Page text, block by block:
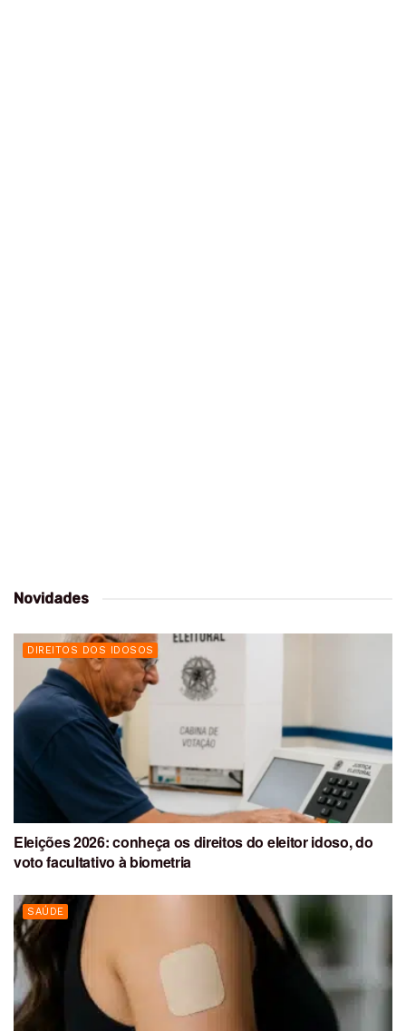
Novidades
DIREITOS DOS IDOSOS
Eleições 2026: conheça os direitos do eleitor idoso, do
voto facultativo à biometria
SAÚDE